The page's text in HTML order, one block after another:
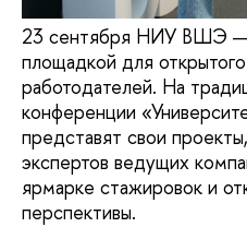
23 сентября НИУ ВШЭ —
площадкой для
работодателей. На
конференции
представят свои
экспертов ведущих
ярмарке стажировок и
перспективы.